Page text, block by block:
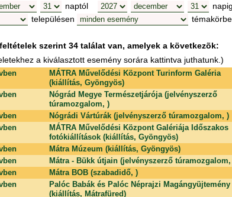
naptól
napig
településen
szerint 34 találat van, amelyek a következõk:
a kiválasztott esemény sorára kattintva juthatunk.)
MÁTRA Művelődési Központ Turinform Galéria
(kiállítás, Gyöngyös)
Nógrád Megye Természetjárója (jelvényszerző
túramozgalom, )
Nógrádi Vártúrák (jelvényszerző túramozgalom, )
MÁTRA Művelődési Központ Galériája Időszakos
fotókiállítások (kiállítás, Gyöngyös)
Mátra Múzeum (kiállítás, Gyöngyös)
Mátra - Bükk útjain (jelvényszerző túramozgalom,
Mátra BOB (szabadidő, )
Palóc Babák és Palóc Néprajzi Magángyüjtemény
(kiállítás, Mátrafüred)